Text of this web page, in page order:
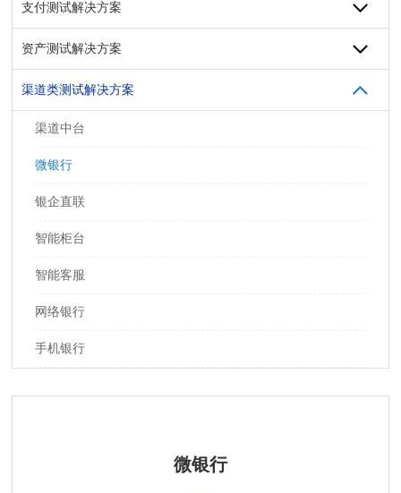
支付测试解决方案
资产测试解决方案
渠道类测试解决方案
渠道中台
微银行
银企直联
智能柜台
智能客服
网络银行
手机银行
微银行